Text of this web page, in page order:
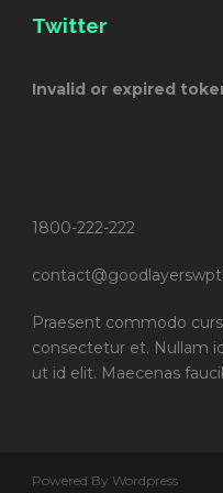
Twitter
Invalid or expired
1800-222-222
Praesent commodo
consectetur et. Nullam
ut id elit. Maecenas
Powered By Wordpress